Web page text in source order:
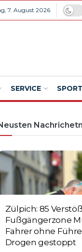
7. August 2026
SERVICE SPORT
Nachrichetn
Zülpich: 85
Fußgängerzone
Fahrer ohne
Drogen gestoppt